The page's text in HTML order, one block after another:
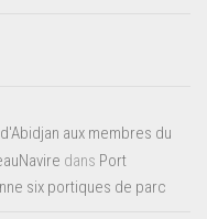
aux membres du
dans Port
six portiques de parc